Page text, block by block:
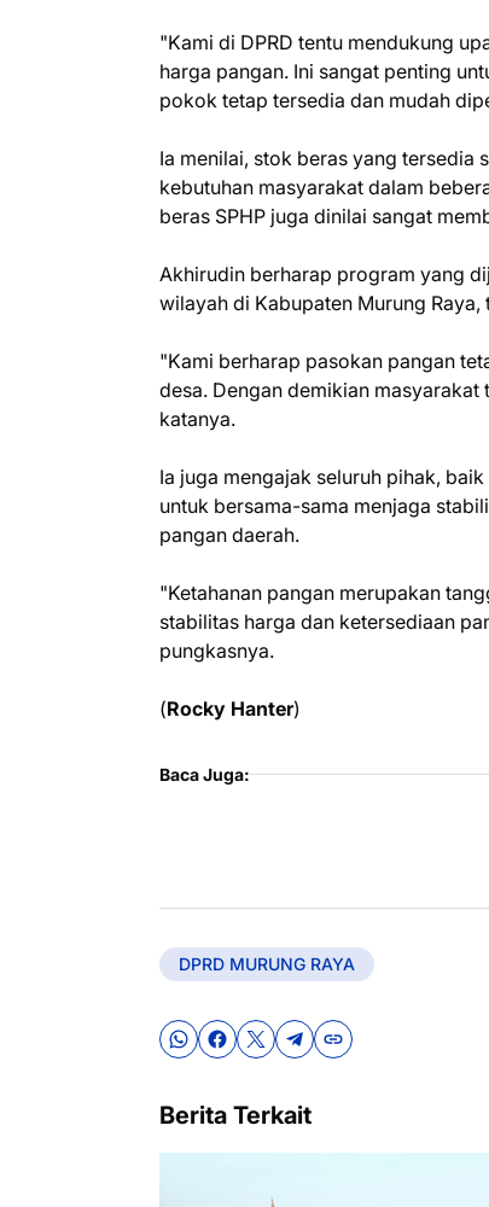
"Kami di DPRD tentu mendukung
harga pangan. Ini sangat penting
pokok tetap tersedia dan mudah
Ia menilai, stok beras yang tersedia
kebutuhan masyarakat dalam
beras SPHP juga dinilai sangat
Akhirudin berharap program yang
wilayah di Kabupaten Murung
"Kami berharap pasokan pangan
desa. Dengan demikian
katanya.
Ia juga mengajak seluruh pihak,
untuk bersama-sama menjaga
pangan daerah.
"Ketahanan pangan merupakan
stabilitas harga dan ketersediaan
pungkasnya.
(Rocky Hanter)
Baca Juga:
DPRD MURUNG RAYA
Berita Terkait